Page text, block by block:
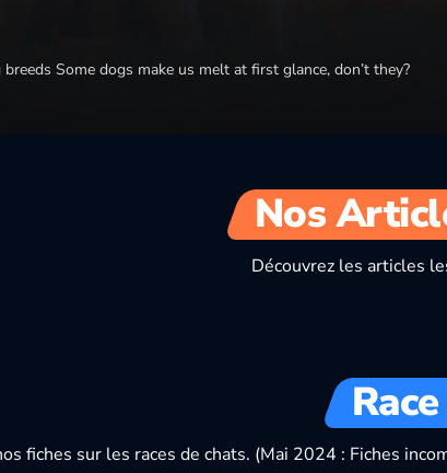
Some dogs make us melt at first glance, don’t they?
Nos
Découvrez les articles
fiches sur les races de chats. (Mai 2024 : Fiches